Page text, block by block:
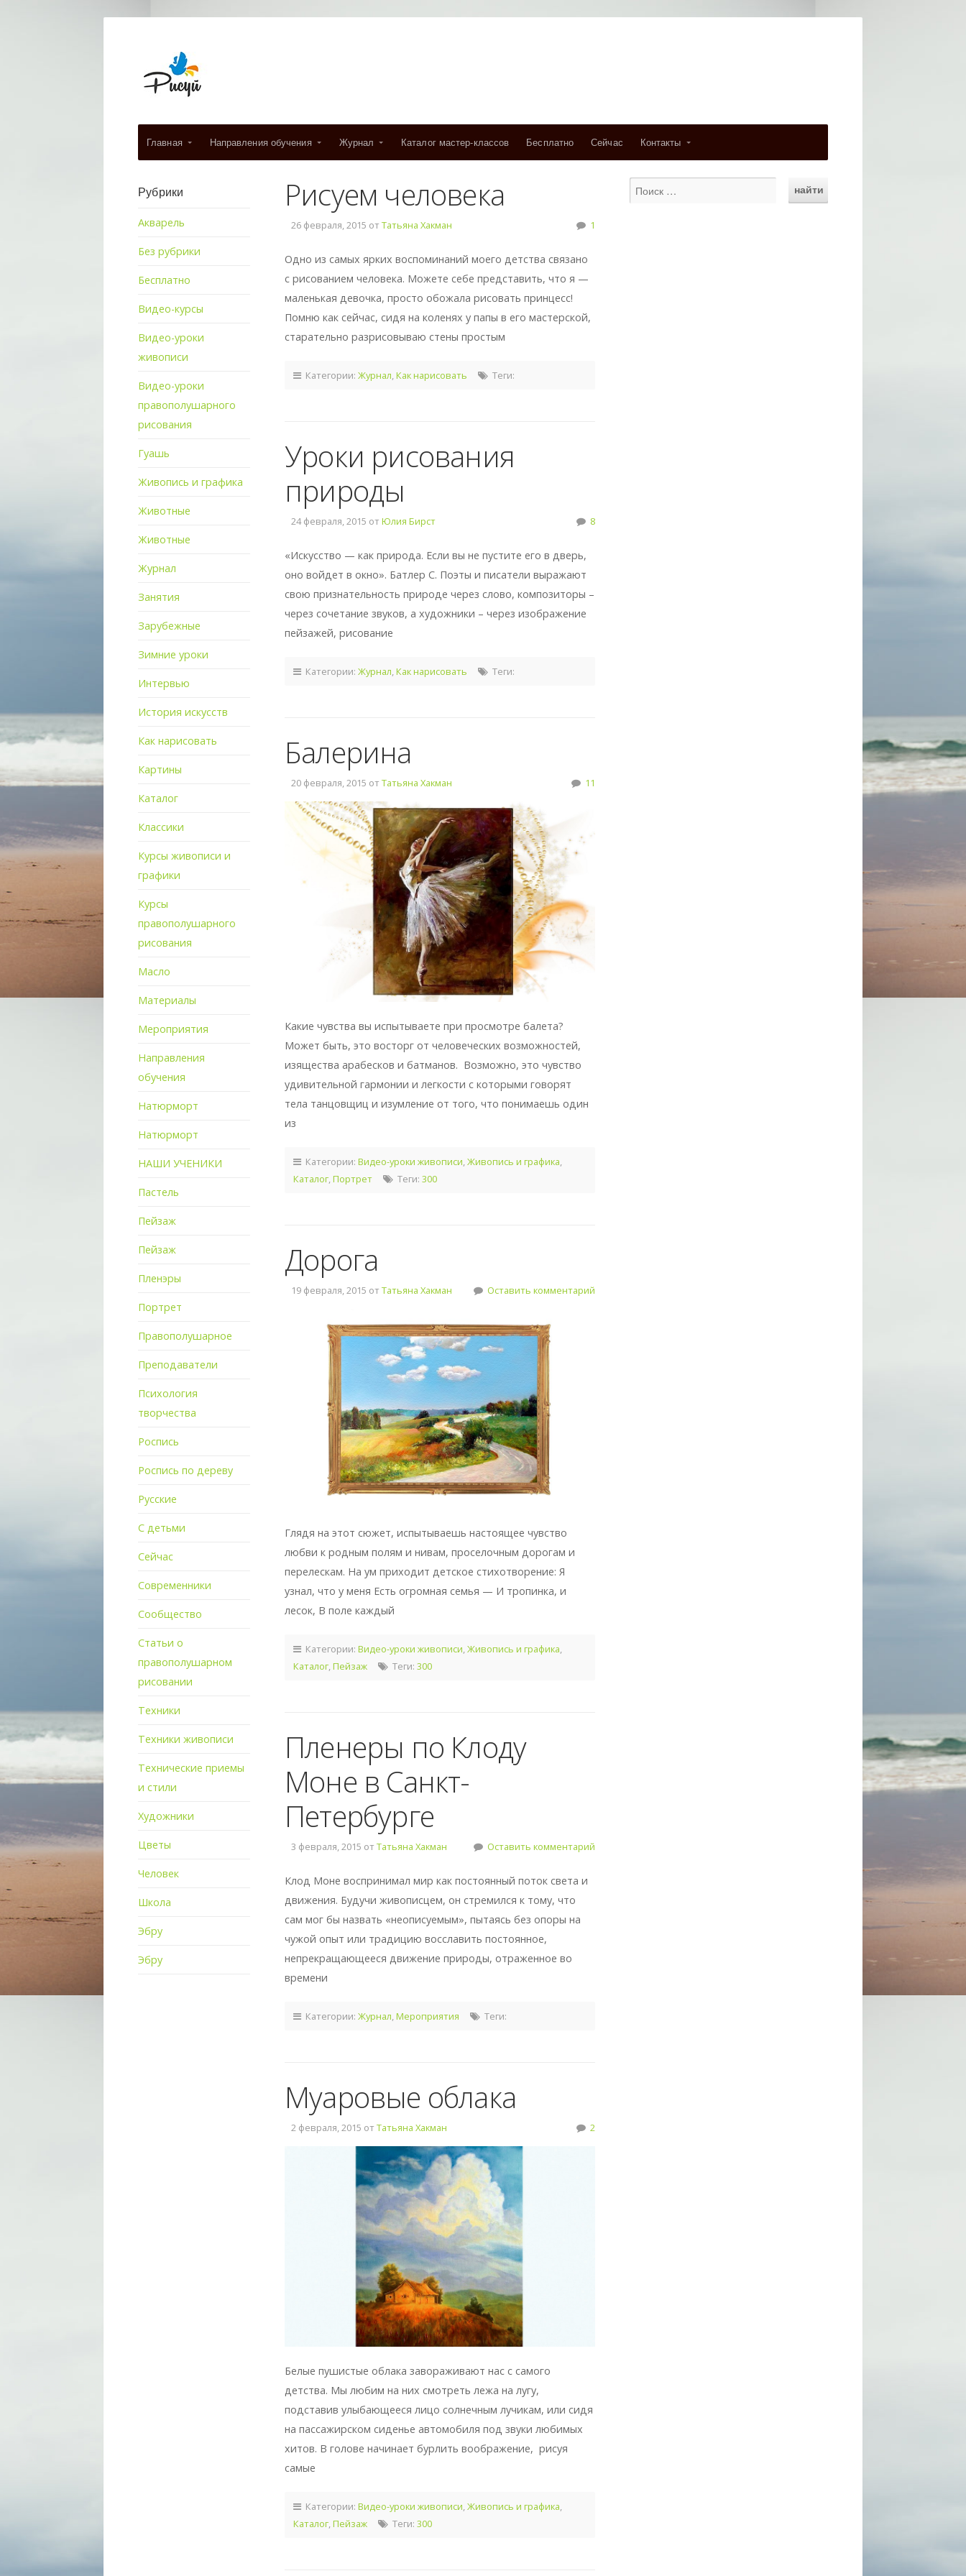
Главная Направления обучения Журнал Каталог мастер-классов Бесплатно Сейчас Контакты
Рубрики
Акварель
Без рубрики
Бесплатно
Видео-курсы
Видео-уроки
живописи
Видео-уроки
правополушарного
рисования
Гуашь
Живопись и графика
Животные
Животные
Журнал
Занятия
Зарубежные
Зимние уроки
Интервью
История искусств
Как нарисовать
Картины
Каталог
Классики
Курсы живописи и
графики
Курсы
правополушарного
рисования
Масло
Материалы
Мероприятия
Направления
обучения
Натюрморт
Натюрморт
НАШИ УЧЕНИКИ
Пастель
Пейзаж
Пейзаж
Пленэры
Портрет
Правополушарное
Преподаватели
Психология
творчества
Роспись
Роспись по дереву
Русские
С детьми
Сейчас
Современники
Сообщество
Статьи о
правополушарном
рисовании
Техники
Техники живописи
Технические приемы
и стили
Художники
Цветы
Человек
Школа
Эбру
Эбру
Рисуем человека
26 февраля, 2015 от Татьяна Хакман 1
Одно из самых ярких воспоминаний моего детства связано
с рисованием человека. Можете себе представить, что я —
маленькая девочка, просто обожала рисовать принцесс!
Помню как сейчас, сидя на коленях у папы в его мастерской,
старательно разрисовываю стены простым
Категории: Журнал,Как нарисовать Теги:
Уроки рисования
природы
24 февраля, 2015 от Юлия Бирст 8
«Искусство — как природа. Если вы не пустите его в дверь,
оно войдет в окно». Батлер С. Поэты и писатели выражают
свою признательность природе через слово, композиторы –
через сочетание звуков, а художники – через изображение
пейзажей, рисование
Категории: Журнал,Как нарисовать Теги:
Балерина
20 февраля, 2015 от Татьяна Хакман 11
Какие чувства вы испытываете при просмотре балета?
Может быть, это восторг от человеческих возможностей,
изящества арабесков и батманов. Возможно, это чувство
удивительной гармонии и легкости с которыми говорят
тела танцовщиц и изумление от того, что понимаешь один
из
Категории: Видео-уроки живописи,Живопись и графика,
Каталог,Портрет Теги: 300
Дорога
19 февраля, 2015 от Татьяна Хакман Оставить комментарий
Глядя на этот сюжет, испытываешь настоящее чувство
любви к родным полям и нивам, проселочным дорогам и
перелескам. На ум приходит детское стихотворение: Я
узнал, что у меня Есть огpомная семья — И тpопинка, и
лесок, В поле каждый
Категории: Видео-уроки живописи,Живопись и графика,
Каталог,Пейзаж Теги: 300
Пленеры по Клоду
Моне в Санкт-
Петербурге
3 февраля, 2015 от Татьяна Хакман Оставить комментарий
Клод Моне воспринимал мир как постоянный поток света и
движения. Будучи живописцем, он стремился к тому, что
сам мог бы назвать «неописуемым», пытаясь без опоры на
чужой опыт или традицию восславить постоянное,
непрекращающееся движение природы, отраженное во
времени
Категории: Журнал,Мероприятия Теги:
Муаровые облака
2 февраля, 2015 от Татьяна Хакман 2
Белые пушистые облака завораживают нас с самого
детства. Мы любим на них смотреть лежа на лугу,
подставив улыбающееся лицо солнечным лучикам, или сидя
на пассажирском сиденье автомобиля под звуки любимых
хитов. В голове начинает бурлить воображение, рисуя
самые
Категории: Видео-уроки живописи,Живопись и графика,
Каталог,Пейзаж Теги: 300